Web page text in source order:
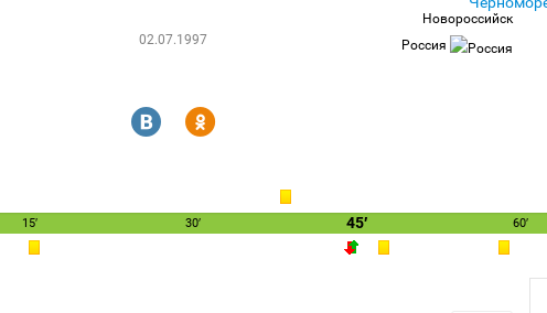
02.07.1997
Новороссийск
Россия
R Y
15′ 30′ 45′ 60′